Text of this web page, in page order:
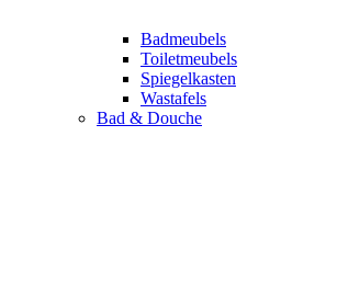
Badmeubels
Toiletmeubels
Spiegelkasten
Wastafels
Bad & Douche